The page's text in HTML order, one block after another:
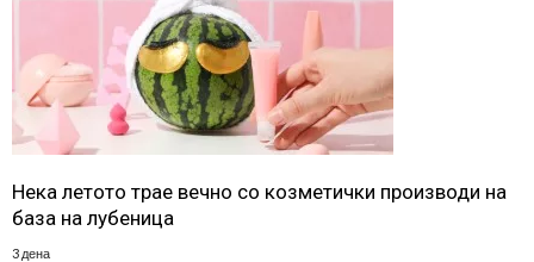
Нека летото трае вечно со козметички производи на
база на лубеница
3 дена